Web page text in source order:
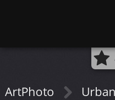
ArtPhoto Urban